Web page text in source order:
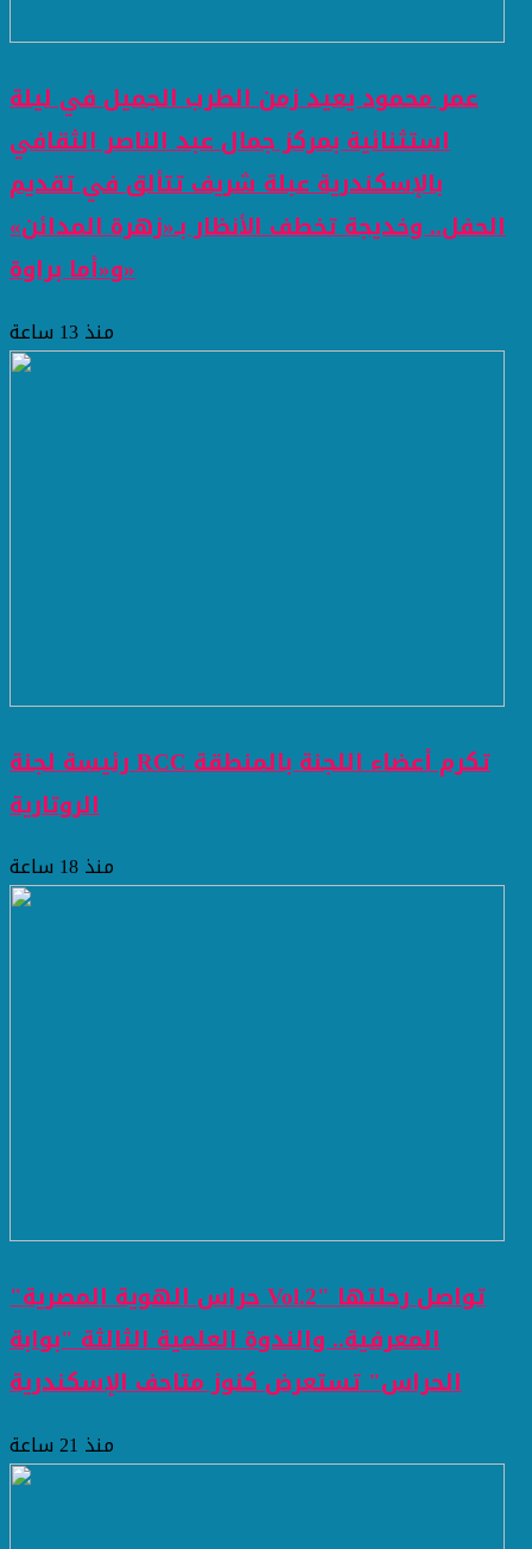
عمر محمود يعيد زمن الطرب الجميل في ليلة
استثنائية بمركز جمال عبد الناصر الثقافي
بالإسكندرية عبلة شريف تتألق في تقديم
الحفل.. وخديجة تخطف الأنظار بـ«زهرة المدائن»
و«أما براوة»
منذ 13 ساعة
رئيسة لجنة RCC تكرم أعضاء اللجنة بالمنطقة
الروتارية
منذ 18 ساعة
"حراس الهوية المصرية Vol.2" تواصل رحلتها
المعرفية.. والندوة العلمية الثالثة "بوابة
الحراس" تستعرض كنوز متاحف الإسكندرية
منذ 21 ساعة